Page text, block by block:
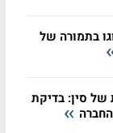
בתמורה של
של סין: בדיקת